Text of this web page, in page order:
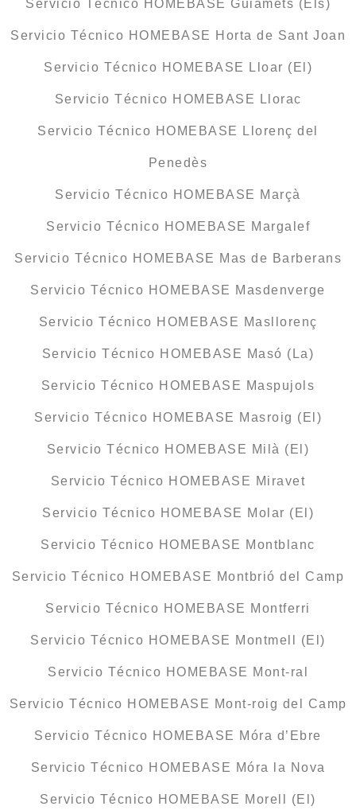
Servicio Técnico HOMEBASE Guiamets (Els)
Servicio Técnico HOMEBASE Horta de Sant Joan
Servicio Técnico HOMEBASE Lloar (El)
Servicio Técnico HOMEBASE Llorac
Servicio Técnico HOMEBASE Llorenç del
Penedès
Servicio Técnico HOMEBASE Marçà
Servicio Técnico HOMEBASE Margalef
Servicio Técnico HOMEBASE Mas de Barberans
Servicio Técnico HOMEBASE Masdenverge
Servicio Técnico HOMEBASE Masllorenç
Servicio Técnico HOMEBASE Masó (La)
Servicio Técnico HOMEBASE Maspujols
Servicio Técnico HOMEBASE Masroig (El)
Servicio Técnico HOMEBASE Milà (El)
Servicio Técnico HOMEBASE Miravet
Servicio Técnico HOMEBASE Molar (El)
Servicio Técnico HOMEBASE Montblanc
Servicio Técnico HOMEBASE Montbrió del Camp
Servicio Técnico HOMEBASE Montferri
Servicio Técnico HOMEBASE Montmell (El)
Servicio Técnico HOMEBASE Mont-ral
Servicio Técnico HOMEBASE Mont-roig del Camp
Servicio Técnico HOMEBASE Móra d’Ebre
Servicio Técnico HOMEBASE Móra la Nova
Servicio Técnico HOMEBASE Morell (El)